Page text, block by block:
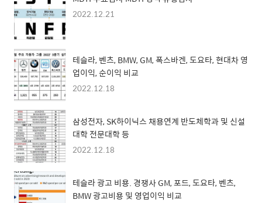
2022.12.21
테슬라, 벤츠, BMW, GM, 폭스바겐, 도요타, 현대차 영
업이익, 순이익 비교
2022.12.18
삼성전자, SK하이닉스 채용연계 반도체학과 및 신설
대학 전문대학 등
2022.12.18
테슬라 광고 비용. 경쟁사 GM, 포드, 도요타, 벤츠,
BMW 광고비용 및 영업이익 비교